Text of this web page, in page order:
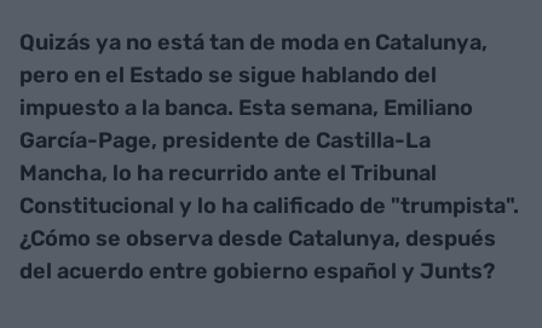
Quizás ya no está tan de moda en Catalunya,
pero en el Estado se sigue hablando del
impuesto a la banca. Esta semana, Emiliano
García-Page, presidente de Castilla-La
Mancha, lo ha recurrido ante el Tribunal
Constitucional y lo ha calificado de "trumpista".
¿Cómo se observa desde Catalunya, después
del acuerdo entre gobierno español y Junts?